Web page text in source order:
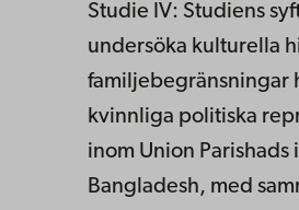
Studie IV: Studiens
undersöka kulturella
familjebegränsningar
kvinnliga politiska
inom Union Parishads i
Bangladesh, med